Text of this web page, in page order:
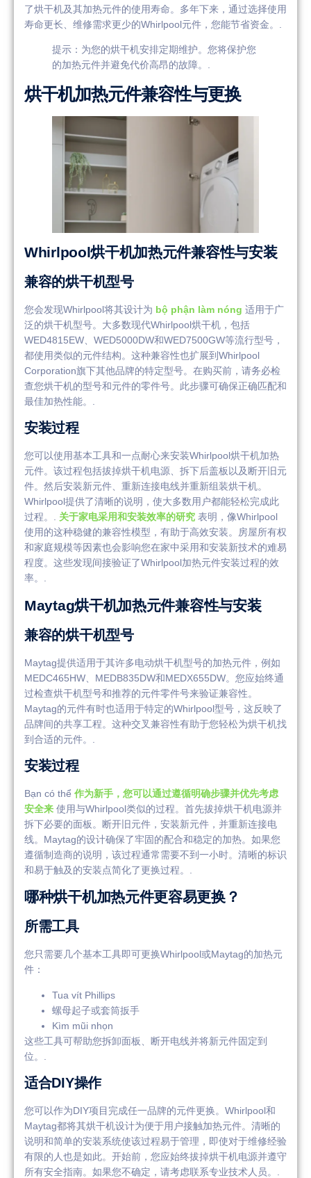
了烘干机及其加热元件的使用寿命。多年下来，通过选择使用
寿命更长、维修需求更少的Whirlpool元件，您能节省资金。.
提示：为您的烘干机安排定期维护。您将保护您
的加热元件并避免代价高昂的故障。.
烘干机加热元件兼容性与更换
Whirlpool烘干机加热元件兼容性与安装
兼容的烘干机型号
您会发现Whirlpool将其设计为 bộ phận làm nóng 适用于广
泛的烘干机型号。大多数现代Whirlpool烘干机，包括
WED4815EW、WED5000DW和WED7500GW等流行型号，
都使用类似的元件结构。这种兼容性也扩展到Whirlpool
Corporation旗下其他品牌的特定型号。在购买前，请务必检
查您烘干机的型号和元件的零件号。此步骤可确保正确匹配和
最佳加热性能。.
安装过程
您可以使用基本工具和一点耐心来安装Whirlpool烘干机加热
元件。该过程包括拔掉烘干机电源、拆下后盖板以及断开旧元
件。然后安装新元件、重新连接电线并重新组装烘干机。
Whirlpool提供了清晰的说明，使大多数用户都能轻松完成此
过程。. 关于家电采用和安装效率的研究 表明，像Whirlpool
使用的这种稳健的兼容性模型，有助于高效安装。房屋所有权
和家庭规模等因素也会影响您在家中采用和安装新技术的难易
程度。这些发现间接验证了Whirlpool加热元件安装过程的效
率。.
Maytag烘干机加热元件兼容性与安装
兼容的烘干机型号
Maytag提供适用于其许多电动烘干机型号的加热元件，例如
MEDC465HW、MEDB835DW和MEDX655DW。您应始终通
过检查烘干机型号和推荐的元件零件号来验证兼容性。
Maytag的元件有时也适用于特定的Whirlpool型号，这反映了
品牌间的共享工程。这种交叉兼容性有助于您轻松为烘干机找
到合适的元件。.
安装过程
Bạn có thể 作为新手，您可以通过遵循明确步骤并优先考虑
安全来 使用与Whirlpool类似的过程。首先拔掉烘干机电源并
拆下必要的面板。断开旧元件，安装新元件，并重新连接电
线。Maytag的设计确保了牢固的配合和稳定的加热。如果您
遵循制造商的说明，该过程通常需要不到一小时。清晰的标识
和易于触及的安装点简化了更换过程。.
哪种烘干机加热元件更容易更换？
所需工具
您只需要几个基本工具即可更换Whirlpool或Maytag的加热元
件：
Tua vít Phillips
螺母起子或套筒扳手
Kìm mũi nhọn
这些工具可帮助您拆卸面板、断开电线并将新元件固定到
位。.
适合DIY操作
您可以作为DIY项目完成任一品牌的元件更换。Whirlpool和
Maytag都将其烘干机设计为便于用户接触加热元件。清晰的
说明和简单的安装系统使该过程易于管理，即使对于维修经验
有限的人也是如此。开始前，您应始终拔掉烘干机电源并遵守
所有安全指南。如果您不确定，请考虑联系专业技术人员。.